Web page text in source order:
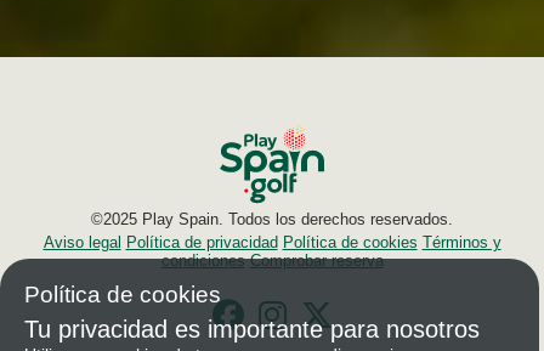
©2025 Play Spain. Todos los derechos reservados.
Aviso legal Política de privacidad Política de cookies Términos y
condiciones Comprobar reserva
Política de cookies
Tu privacidad es importante para nosotros